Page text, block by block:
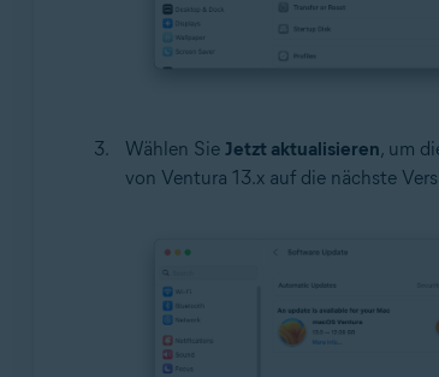
Wählen Sie Jetzt aktualisieren, um
von Ventura 13.x auf die nächste